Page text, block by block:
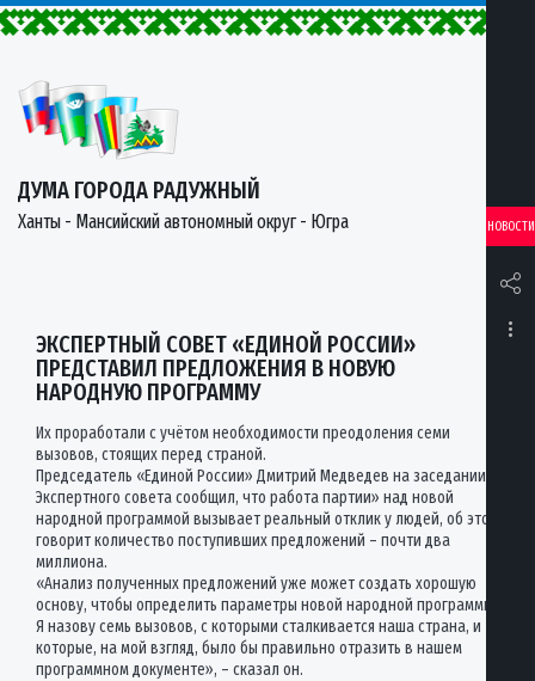
ДУМА ГОРОДА РАДУЖНЫЙ
Ханты - Мансийский автономный округ - Югра НОВОСТИ
ЭКСПЕРТНЫЙ СОВЕТ «ЕДИНОЙ РОССИИ»
ПРЕДСТАВИЛ ПРЕДЛОЖЕНИЯ В НОВУЮ
НАРОДНУЮ ПРОГРАММУ
Их проработали с учётом необходимости преодоления семи
вызовов, стоящих перед страной.
Председатель «Единой России» Дмитрий Медведев на заседании
Экспертного совета сообщил, что работа партии» над новой
народной программой вызывает реальный отклик у людей, об этом
говорит количество поступивших предложений – почти два
миллиона.
«Анализ полученных предложений уже может создать хорошую
основу, чтобы определить параметры новой народной программы.
Я назову семь вызовов, с которыми сталкивается наша страна, и
которые, на мой взгляд, было бы правильно отразить в нашем
программном документе», – сказал он.